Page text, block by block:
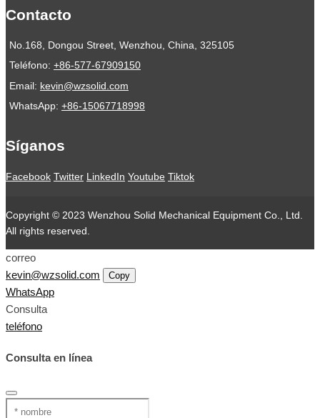
Contacto
No.168, Dongou Street, Wenzhou, China, 325105
Teléfono: +86-577-67909150
Email: kevin@wzsolid.com
WhatsApp: +86-15067718998
Síganos
Facebook Twitter LinkedIn Youtube Tiktok
Copyright © 2023 Wenzhou Solid Mechanical Equipment Co., Ltd.
All rights reserved.
correo
kevin@wzsolid.com
Copy
WhatsApp
Consulta
teléfono
Consulta en línea